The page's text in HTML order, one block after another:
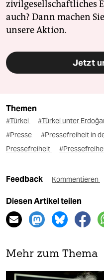
zivilgesellschaftliches
auch? Dann machen
unsere Aktion.
Jetzt
Themen
#Türkei #Türkei unter
#Presse
#Pressefreiheit in
Pressefreiheit
Feedback Kommentieren
Diesen Artikel teilen
Mehr zum Thema